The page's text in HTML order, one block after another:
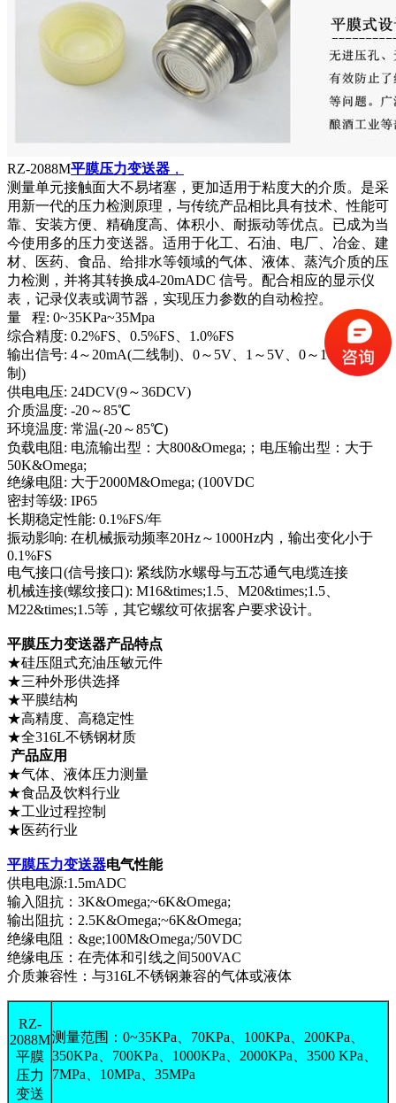
RZ-2088M平膜压力变送器 ，
测量单元接触面大不易堵塞，更加适用于粘度大的介质。是采
用新一代的压力检测原理，与传统产品相比具有技术、性能可
靠、安装方便、精确度高、体积小、耐振动等优点。已成为当
今使用多的压力变送器。适用于化工、石油、电厂、冶金、建
材、医药、食品、给排水等领域的气体、液体、蒸汽介质的压
力检测，并将其转换成4-20mADC 信号。配合相应的显示仪
表，记录仪表或调节器，实现压力参数的自动检控。
量 程: 0~35KPa~35Mpa
综合精度: 0.2%FS、0.5%FS、1.0%FS
输出信号: 4～20mA(二线制)、0～5V、1～5V、0～10V(三线
制)
供电电压: 24DCV(9～36DCV)
介质温度: -20～85℃
环境温度: 常温(-20～85℃)
负载电阻: 电流输出型：大800&Omega;；电压输出型：大于
50K&Omega;
绝缘电阻: 大于2000M&Omega; (100VDC
密封等级: IP65
长期稳定性能: 0.1%FS/年
振动影响: 在机械振动频率20Hz～1000Hz内，输出变化小于
0.1%FS
电气接口(信号接口): 紧线防水螺母与五芯通气电缆连接
机械连接(螺纹接口): M16&times;1.5、M20&times;1.5、
M22&times;1.5等，其它螺纹可依据客户要求设计。
平膜压力变送器产品特点
★硅压阻式充油压敏元件
★三种外形供选择
★平膜结构
★高精度、高稳定性
★全316L不锈钢材质
产品应用
★气体、液体压力测量
★食品及饮料行业
★工业过程控制
★医药行业
平膜压力变送器电气性能
供电电源:1.5mADC
输入阻抗：3K&Omega;~6K&Omega;
输出阻抗：2.5K&Omega;~6K&Omega;
绝缘电阻：&ge;100M&Omega;/50VDC
绝缘电压：在壳体和引线之间500VAC
介质兼容性：与316L不锈钢兼容的气体或液体
RZ-
2088M
平膜
压力
变送
测量范围：0~35KPa、70KPa、100KPa、200KPa、
350KPa、700KPa、1000KPa、2000KPa、3500 KPa、
7MPa、10MPa、35MPa